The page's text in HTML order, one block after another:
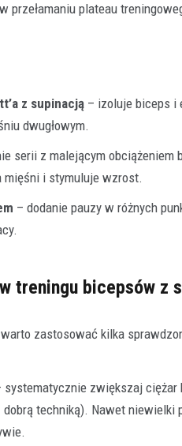
przełamaniu plateau
z supinacją – izoluje biceps i
dwugłowym.
serii z malejącym
mięśni i stymuluje wzrost.
– dodanie pauzy w różnych
treningu bicepsów z
zastosować kilka
systematycznie zwiększaj ciężar
techniką). Nawet niewielki